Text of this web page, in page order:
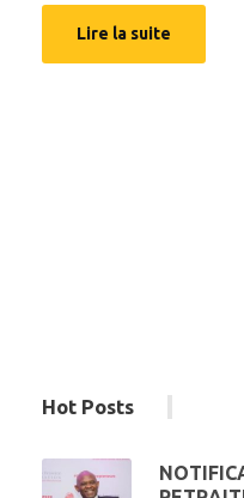
Lire la suite
Hot Posts